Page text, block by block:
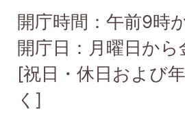
開庁時間：午前9時
開庁日：月曜日から
[祝日・休日および
く]